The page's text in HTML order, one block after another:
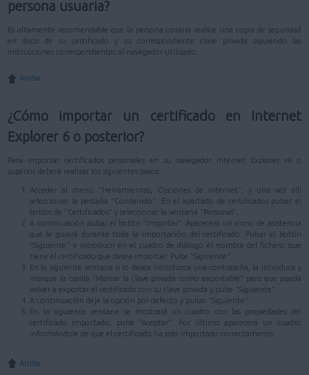
persona usuaria?
Es altamente recomendable que la persona usuaria realice una copia de seguridad
en disco de su certificado y su correspondiente clave privada siguiendo las
instrucciones correspondientes al navegador utilizado.
Arriba
¿Cómo importar un certificado en Internet
Explorer 6 o posterior?
Para importar certificados personales en su navegador Internet Explorer v6 o
superior deberá realizar los siguientes pasos:
Acceder al menú "Herramientas, Opciones de Internet", y una vez allí
seleccionar la pestaña "Contenido". En el apartado de certificados pulsar el
botón de "Certificados" y seleccionar la ventana "Personal".
A continuación pulsar el botón "Importar". Aparecerá un icono de asistencia
que le guiará durante toda la importación del certificado. Pulsar el botón
"Siguiente" e introducir en el cuadro de diálogo el nombre del fichero que
tiene el certificado que desea importar. Pulse "Siguiente".
En la siguiente ventana si lo desea introduzca una contraseña, la introduce y
marque la casilla "Marcar la clave privada como exportable" para que pueda
volver a exportar el certificado con su clave privada y pulse "Siguiente".
A continuación deje la opción por defecto y pulsar "Siguiente".
En la siguiente ventana se mostrará un cuadro con las propiedades del
certificado importado, pulse "Aceptar". Por último aparecerá un cuadro
informándole de que el certificado ha sido importado correctamente.
Arriba